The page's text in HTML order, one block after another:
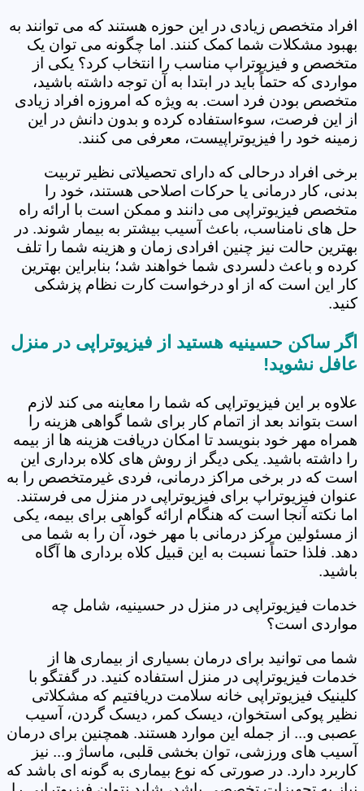
افراد متخصص زیادی در این حوزه هستند که می توانند به
بهبود مشکلات شما کمک کنند. اما چگونه می توان یک
متخصص و فیزیوتراپ مناسب را انتخاب کرد؟ یکی از
مواردی که حتماً باید در ابتدا به آن توجه داشته باشید،
متخصص بودن فرد است. به ویژه که امروزه افراد زیادی
از این فرصت، سوءاستفاده کرده و بدون دانش در این
زمینه خود را فیزیوتراپیست، معرفی می کنند.
برخی افراد درحالی که دارای تحصیلاتی نظیر تربیت
بدنی، کار درمانی یا حرکات اصلاحی هستند، خود را
متخصص فیزیوتراپی می دانند و ممکن است با ارائه راه
حل های نامناسب، باعث آسیب بیشتر به بیمار شوند. در
بهترین حالت نیز چنین افرادی زمان و هزینه شما را تلف
کرده و باعث دلسردی شما خواهند شد؛ بنابراین بهترین
کار این است که از او درخواست کارت نظام پزشکی
کنید.
اگر ساکن حسینیه هستید از فیزیوتراپی در منزل
عافل نشوید!
علاوه بر این فیزیوتراپی که شما را معاینه می کند لازم
است بتواند بعد از اتمام کار برای شما گواهی هزینه را
همراه مهر خود بنویسد تا امکان دریافت هزینه ها از بیمه
را داشته باشید. یکی دیگر از روش های کلاه برداری این
است که در برخی مراکز درمانی، فردی غیرمتخصص را به
عنوان فیزیوتراپ برای فیزیوتراپی در منزل می فرستند.
اما نکته آنجا است که هنگام ارائه گواهی برای بیمه، یکی
از مسئولین مرکز درمانی با مهر خود، آن را به شما می
دهد. فلذا حتماً نسبت به این قبیل کلاه برداری ها آگاه
باشید.
خدمات فیزیوتراپی در منزل در حسینیه، شامل چه
مواردی است؟
شما می توانید برای درمان بسیاری از بیماری ها از
خدمات فیزیوتراپی در منزل استفاده کنید. در گفتگو با
کلینیک فیزیوتراپی خانه سلامت دریافتیم که مشکلاتی
نظیر پوکی استخوان، دیسک کمر، دیسک گردن، آسیب
عصبی و... از جمله این موارد هستند. همچنین برای درمان
آسیب های ورزشی، توان بخشی قلبی، ماساژ و... نیز
کاربرد دارد. در صورتی که نوع بیماری به گونه ای باشد که